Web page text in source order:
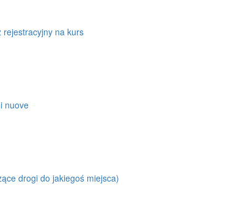
na kurs
nuove
drogi do jakiegoś miejsca)